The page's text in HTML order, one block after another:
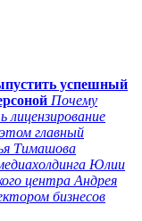
успешный
Почему
главный
Тимашова
Юлии
центра Андрея
бизнесов